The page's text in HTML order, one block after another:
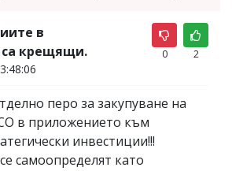
в
крещящи.
0 2
перо за закупуване на
в приложението към
инвестиции!!!
самоопределят като